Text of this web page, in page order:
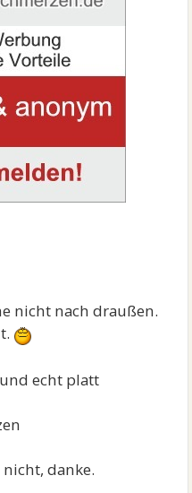
nicht nach draußen.
echt platt
danke.